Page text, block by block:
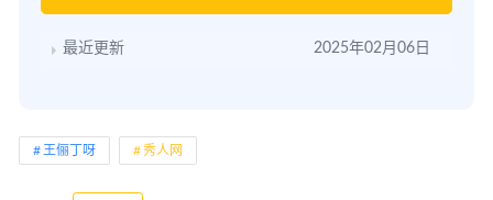
最近更新 2025年02月06日
王俪丁呀 秀人网